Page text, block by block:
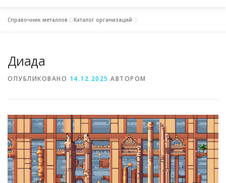
МЕТАЛЛЫ И ОКРУЖАЮЩАЯ СРЕДА
СВОЙСТВА МЕТАЛЛОВ СОРТА МЕТАЛЛОВ
СТАТЬИ
Справочник металлов »Каталог организаций
Диада
ОПУБЛИКОВАНО 14.12.2025 АВТОРОМ